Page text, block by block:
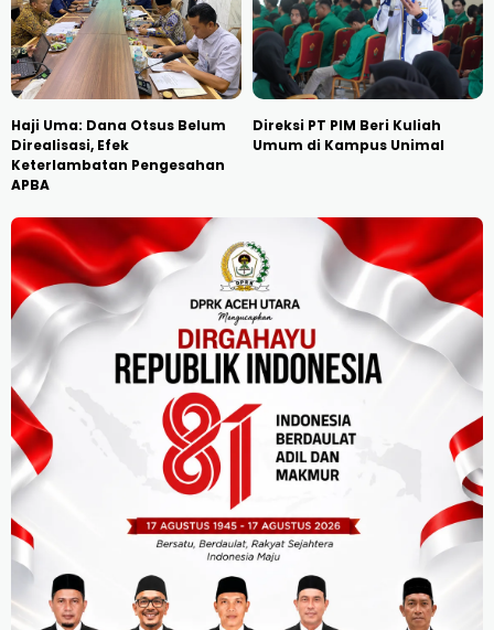
Haji Uma: Dana Otsus Belum
Direalisasi, Efek
Keterlambatan Pengesahan
APBA
Direksi PT PIM Beri Kuliah
Umum di Kampus Unimal